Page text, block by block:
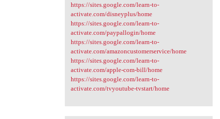
https://sites.google.com/learn-to-
activate.com/disneyplus/home
https://sites.google.com/learn-to-
activate.com/paypallogin/home
https://sites.google.com/learn-to-
activate.com/amazoncustomerservice/home
https://sites.google.com/learn-to-
activate.com/apple-com-bill/home
https://sites.google.com/learn-to-
activate.com/tvyoutube-tvstart/home